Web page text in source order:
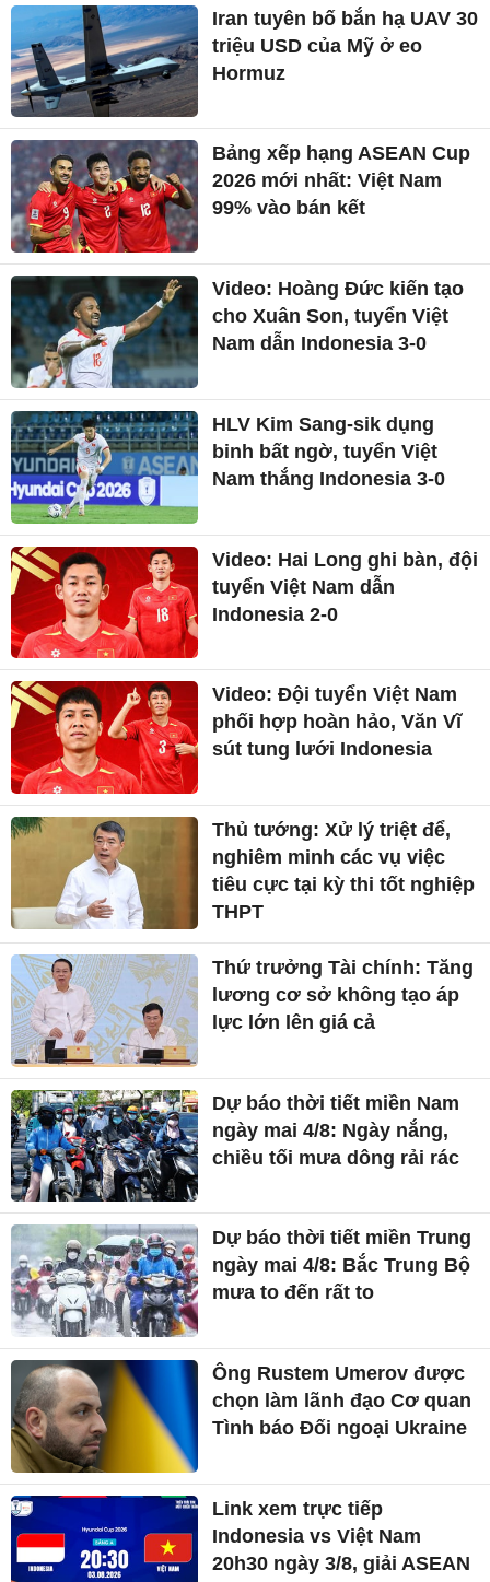
Iran tuyên bố bắn hạ UAV 30
triệu USD của Mỹ ở eo
Hormuz
Bảng xếp hạng ASEAN Cup
2026 mới nhất: Việt Nam
99% vào bán kết
Video: Hoàng Đức kiến tạo
cho Xuân Son, tuyển Việt
Nam dẫn Indonesia 3-0
HLV Kim Sang-sik dụng
binh bất ngờ, tuyển Việt
Nam thắng Indonesia 3-0
Video: Hai Long ghi bàn, đội
tuyển Việt Nam dẫn
Indonesia 2-0
Video: Đội tuyển Việt Nam
phối hợp hoàn hảo, Văn Vĩ
sút tung lưới Indonesia
Thủ tướng: Xử lý triệt để,
nghiêm minh các vụ việc
tiêu cực tại kỳ thi tốt nghiệp
THPT
Thứ trưởng Tài chính: Tăng
lương cơ sở không tạo áp
lực lớn lên giá cả
Dự báo thời tiết miền Nam
ngày mai 4/8: Ngày nắng,
chiều tối mưa dông rải rác
Dự báo thời tiết miền Trung
ngày mai 4/8: Bắc Trung Bộ
mưa to đến rất to
Ông Rustem Umerov được
chọn làm lãnh đạo Cơ quan
Tình báo Đối ngoại Ukraine
Link xem trực tiếp
Indonesia vs Việt Nam
20h30 ngày 3/8, giải ASEAN